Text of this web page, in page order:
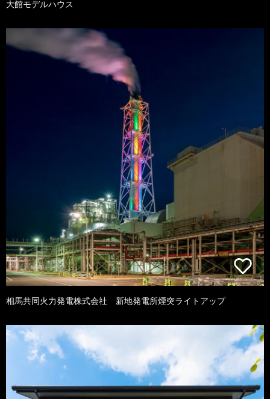
大館モデルハウス
相馬共同火力発電株式会社 新地発電所煙突ライトアップ